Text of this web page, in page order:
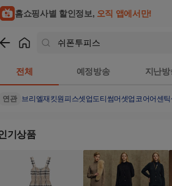
홈쇼핑사별 할인정보, 오직 앱에서만!
전체 예정방송 지난방
연관 브리엘재킷원피스셋업도티썸머셋업 코어어센틱
기상품